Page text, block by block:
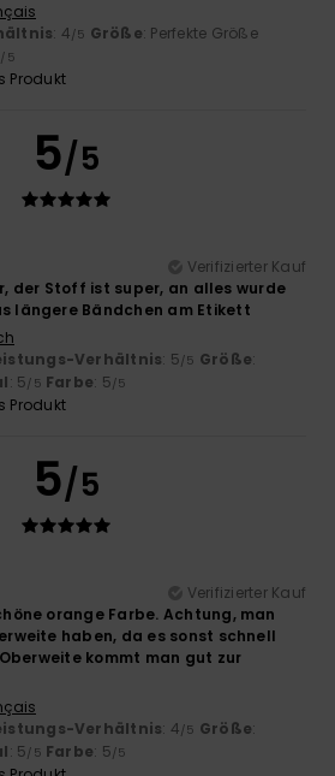
: 4/5 Größe: Perfekte Größe
/5
Produkt
5/5
Verifizierter Kauf
der Stoff ist super, an alles wurde
längere Bändchen am Etikett
Verhältnis: 5/5 Größe:
: 5/5 Farbe: 5/5
Produkt
5/5
Verifizierter Kauf
orange Farbe. Achtung, man
haben, da es sonst schnell
kommt man gut zur
Verhältnis: 4/5 Größe:
: 5/5 Farbe: 5/5